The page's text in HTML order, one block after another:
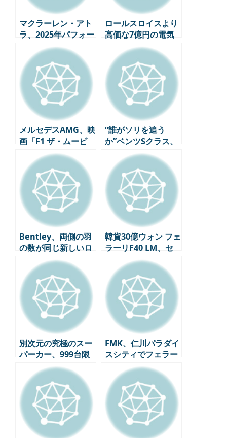
マクラーレン・アト
ラ、2025年パフォー
マンス・カー・オ
ブ・ザ・イヤーを受
賞！ – ハイブリッ
ド・スーパーカーの
新しいスタンダード
ロールスロイスより
高価な7億円の電気
自動車、米国ダコ
ラ・モーターズの超
豪華EVがデビュー
メルセデスAMG、映
画「F1 ザ・ムービ
ー」の公式プロモー
ションパートナーと
して参加、限定版GT
63 4MATIC+ APXGP
エディションを発表
“誰がソリを追う
か”ベンツSクラス、
米国で選ばれた世界
最高の高級セダン
Bentley、両側の羽
の数が同じ新しいロ
ゴを発表 – ブランド
のヘリテージと現代
的な感覚のブレンド
韓貨30億ウォン フェ
ラーリF40 LM、セ
ミトラックにひき逃
げ事故…スーパーカ
ーコレクターの悪夢
別次元の究極のスー
パーカー、999台限
定版アストンマーテ
ィン・ヴァルハラ、
今年下半期に顧客へ
の引き渡し開始
FMK、仁川パラダイ
スシティでフェラー
リブランド体験館を
盛大に開幕